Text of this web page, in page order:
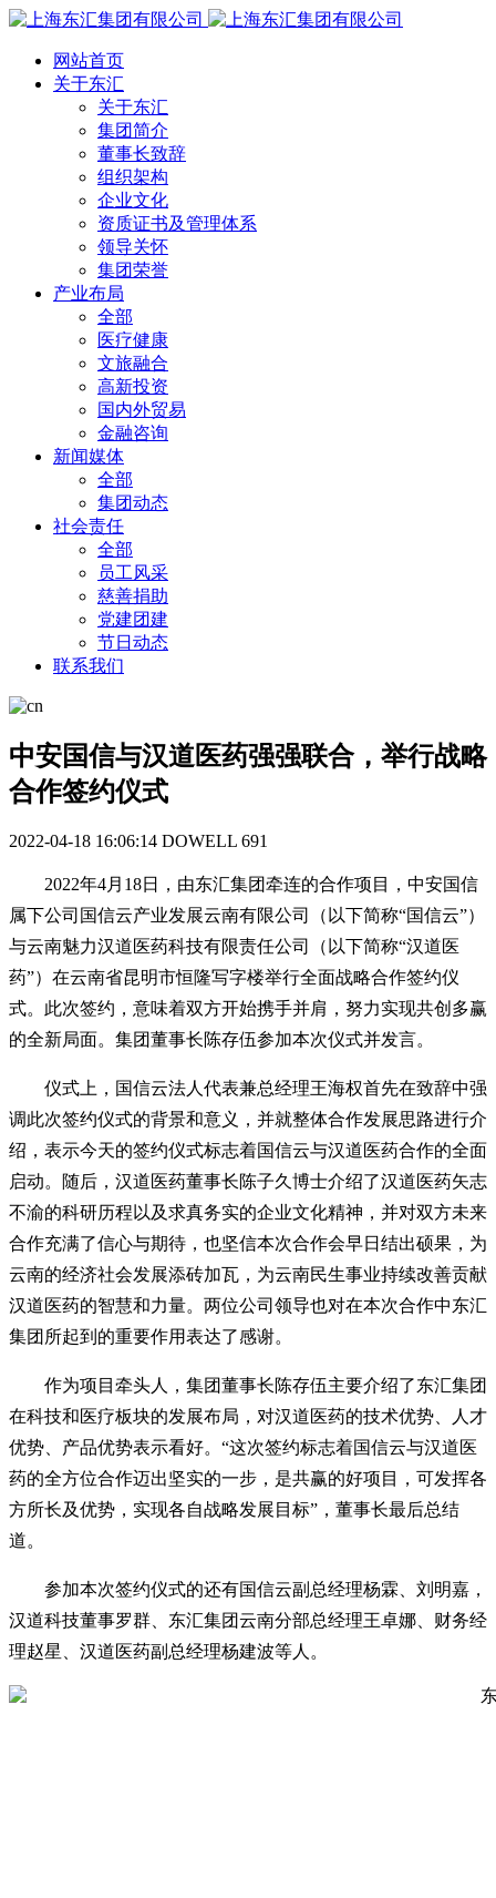
网站首页
关于东汇
关于东汇
集团简介
董事长致辞
组织架构
企业文化
资质证书及管理体系
领导关怀
集团荣誉
产业布局
全部
医疗健康
文旅融合
高新投资
国内外贸易
金融咨询
新闻媒体
全部
集团动态
社会责任
全部
员工风采
慈善捐助
党建团建
节日动态
联系我们
中安国信与汉道医药强强联合，举行战略
合作签约仪式
2022-04-18 16:06:14 DOWELL 691
2022年4月18日，由东汇集团牵连的合作项目，中安国信
属下公司国信云产业发展云南有限公司（以下简称“国信云”）
与云南魅力汉道医药科技有限责任公司（以下简称“汉道医
药”）在云南省昆明市恒隆写字楼举行全面战略合作签约仪
式。此次签约，意味着双方开始携手并肩，努力实现共创多赢
的全新局面。集团董事长陈存伍参加本次仪式并发言。
仪式上，国信云法人代表兼总经理王海权首先在致辞中强
调此次签约仪式的背景和意义，并就整体合作发展思路进行介
绍，表示今天的签约仪式标志着国信云与汉道医药合作的全面
启动。随后，汉道医药董事长陈子久博士介绍了汉道医药矢志
不渝的科研历程以及求真务实的企业文化精神，并对双方未来
合作充满了信心与期待，也坚信本次合作会早日结出硕果，为
云南的经济社会发展添砖加瓦，为云南民生事业持续改善贡献
汉道医药的智慧和力量。两位公司领导也对在本次合作中东汇
集团所起到的重要作用表达了感谢。
作为项目牵头人，集团董事长陈存伍主要介绍了东汇集团
在科技和医疗板块的发展布局，对汉道医药的技术优势、人才
优势、产品优势表示看好。“这次签约标志着国信云与汉道医
药的全方位合作迈出坚实的一步，是共赢的好项目，可发挥各
方所长及优势，实现各自战略发展目标”，董事长最后总结
道。
参加本次签约仪式的还有国信云副总经理杨霖、刘明嘉，
汉道科技董事罗群、东汇集团云南分部总经理王卓娜、财务经
理赵星、汉道医药副总经理杨建波等人。